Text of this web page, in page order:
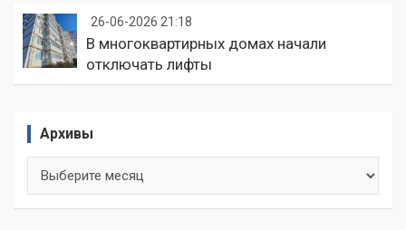
26-06-2026 21:18
В многоквартирных домах начали
отключать лифты
Архивы